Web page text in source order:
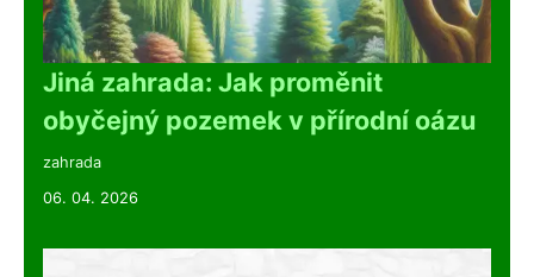
Jiná zahrada: Jak proměnit
obyčejný pozemek v přírodní oázu
zahrada
06. 04. 2026